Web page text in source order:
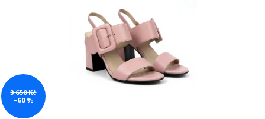
3 650 Kč
–60 %